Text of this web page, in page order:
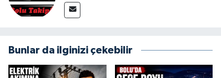
Bunlar da ilginizi çekebilir